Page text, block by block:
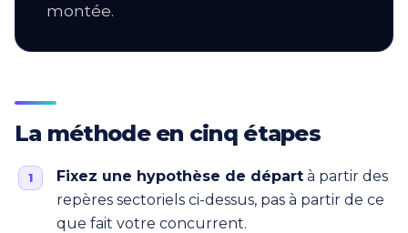
montée.
La méthode en cinq étapes
Fixez une hypothèse de départ à partir des
repères sectoriels ci-dessus, pas à partir de ce
que fait votre concurrent.